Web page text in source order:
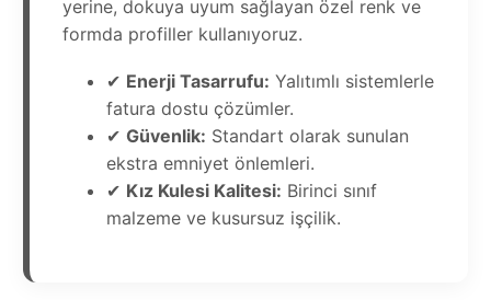
yerine, dokuya uyum sağlayan özel renk ve
formda profiller kullanıyoruz.
✔ Enerji Tasarrufu: Yalıtımlı sistemlerle
fatura dostu çözümler.
✔ Güvenlik: Standart olarak sunulan
ekstra emniyet önlemleri.
✔ Kız Kulesi Kalitesi: Birinci sınıf
malzeme ve kusursuz işçilik.